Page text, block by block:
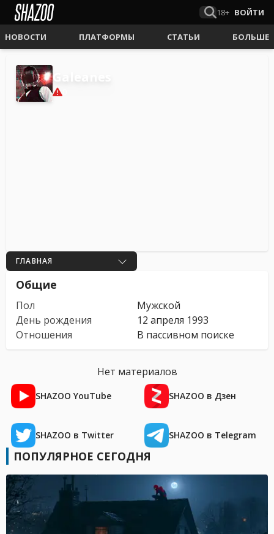
18+ ВОЙТИ
НОВОСТИ ПЛАТФОРМЫ СТАТЬИ БОЛЬШЕ
ГЛАВНАЯ
Общие
Пол
Мужской
День рождения
12 апреля 1993
Отношения
В пассивном поиске
Нет материалов
SHAZOO YouTube SHAZOO в Дзен
SHAZOO в Twitter SHAZOO в Telegram
ПОПУЛЯРНОЕ СЕГОДНЯ